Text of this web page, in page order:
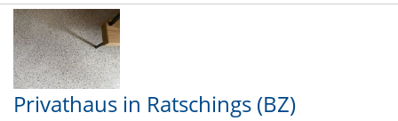
Privathaus in Ratschings (BZ)